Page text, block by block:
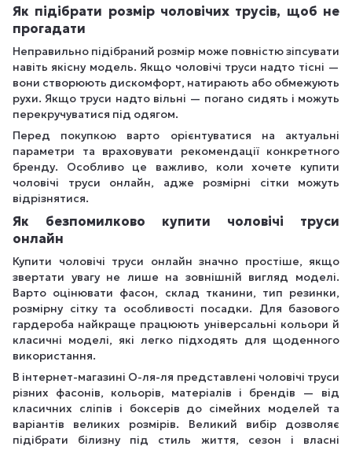
Як підібрати розмір чоловічих трусів, щоб не
прогадати
Неправильно підібраний розмір може повністю зіпсувати
навіть якісну модель. Якщо чоловічі труси надто тісні —
вони створюють дискомфорт, натирають або обмежують
рухи. Якщо труси надто вільні — погано сидять і можуть
перекручуватися під одягом.
Перед покупкою варто орієнтуватися на актуальні
параметри та враховувати рекомендації конкретного
бренду. Особливо це важливо, коли хочете купити
чоловічі труси онлайн, адже розмірні сітки можуть
відрізнятися.
Як безпомилково купити чоловічі труси
онлайн
Купити чоловічі труси онлайн значно простіше, якщо
звертати увагу не лише на зовнішній вигляд моделі.
Варто оцінювати фасон, склад тканини, тип резинки,
розмірну сітку та особливості посадки. Для базового
гардероба найкраще працюють універсальні кольори й
класичні моделі, які легко підходять для щоденного
використання.
В інтернет-магазині О-ля-ля представлені чоловічі труси
різних фасонів, кольорів, матеріалів і брендів — від
класичних сліпів і боксерів до сімейних моделей та
варіантів великих розмірів. Великий вибір дозволяє
підібрати білизну під стиль життя, сезон і власні